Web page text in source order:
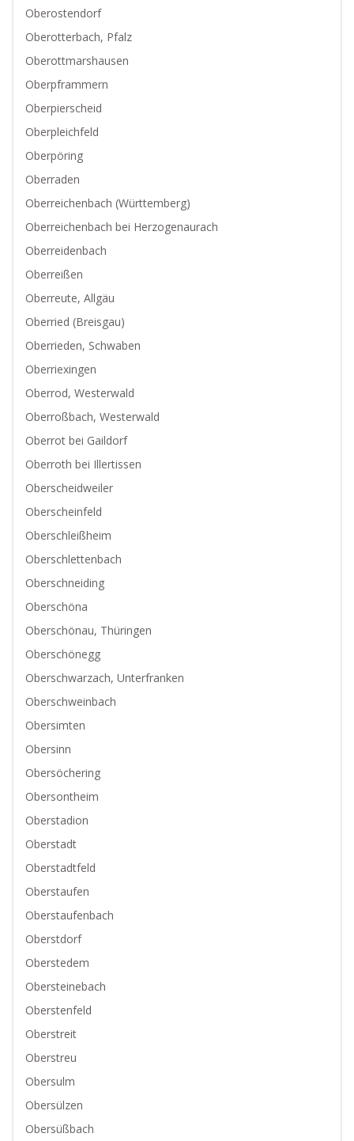
Oberostendorf
Oberotterbach, Pfalz
Oberottmarshausen
Oberpframmern
Oberpierscheid
Oberpleichfeld
Oberpöring
Oberraden
Oberreichenbach (Württemberg)
Oberreichenbach bei Herzogenaurach
Oberreidenbach
Oberreißen
Oberreute, Allgäu
Oberried (Breisgau)
Oberrieden, Schwaben
Oberriexingen
Oberrod, Westerwald
Oberroßbach, Westerwald
Oberrot bei Gaildorf
Oberroth bei Illertissen
Oberscheidweiler
Oberscheinfeld
Oberschleißheim
Oberschlettenbach
Oberschneiding
Oberschöna
Oberschönau, Thüringen
Oberschönegg
Oberschwarzach, Unterfranken
Oberschweinbach
Obersimten
Obersinn
Obersöchering
Obersontheim
Oberstadion
Oberstadt
Oberstadtfeld
Oberstaufen
Oberstaufenbach
Oberstdorf
Oberstedem
Obersteinebach
Oberstenfeld
Oberstreit
Oberstreu
Obersulm
Obersülzen
Obersüßbach